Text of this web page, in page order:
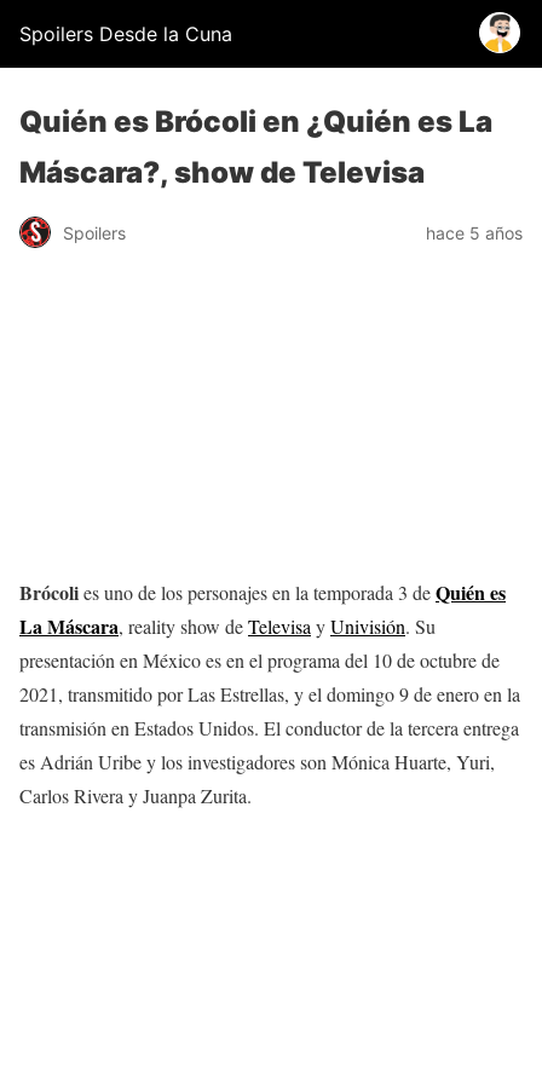
Spoilers Desde la Cuna
Quién es Brócoli en ¿Quién es La
Máscara?, show de Televisa
Spoilers hace 5 años
Brócolies uno de los personajes en la temporada 3 deQuién es
La Máscara, reality show deTelevisa yUnivisión. Su
presentación en México es en el programa del 10 de octubre de
2021, transmitido por Las Estrellas, y el domingo 9 de enero en la
transmisión en Estados Unidos. El conductor de la tercera entrega
es Adrián Uribe y los investigadores son Mónica Huarte, Yuri,
Carlos Rivera y Juanpa Zurita.